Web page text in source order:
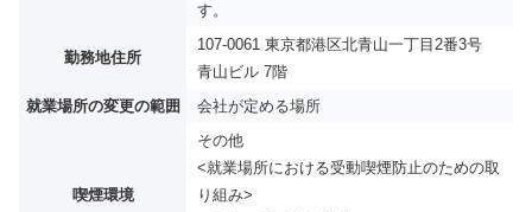
す。
勤務地住所
107-0061 東京都港区北青山一丁目2番3号
青山ビル 7階
就業場所の変更の範囲
会社が定める場所
喫煙環境
その他
<就業場所における受動喫煙防止のための取
り組み>